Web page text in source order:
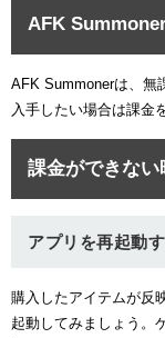
AFK
AFK Summonerは、無
入手したい場合は課金
課金ができない
アプリを再起動
購入したアイテムが反
起動してみましょう。